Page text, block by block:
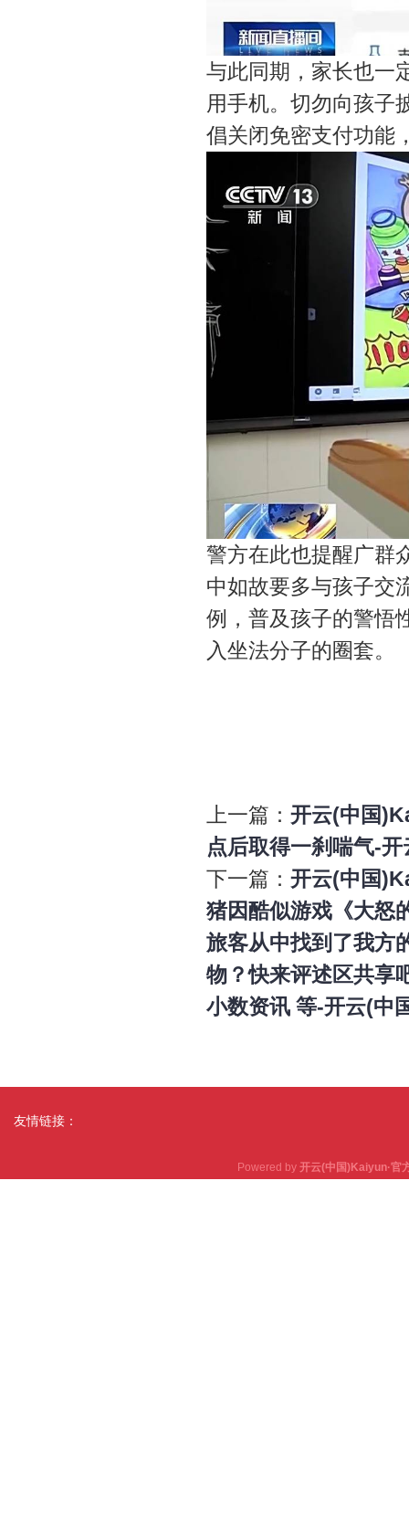
与此同期，家长也一
用手机。切勿向孩子
倡关闭免密支付功能
警方在此也提醒广群
中如故要多与孩子交
例，普及孩子的警悟
入坐法分子的圈套。
上一篇： 开云(中国
点后取得一刹喘气-
下一篇： 开云(中国
猪因酷似游戏《大怒
旅客从中找到了我方
物？快来评述区共享
小数资讯 等-开云(中
友情链接：
Powered by 开云(中国)Kaiyun·官